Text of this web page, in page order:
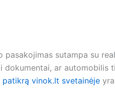
sutampa su
dokumentai, ar automobilis
patikrą vinok.lt svetainėje yra